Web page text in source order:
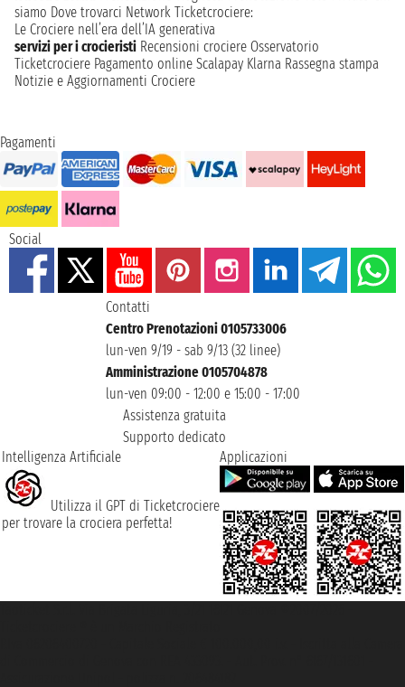
siamo Dove trovarci Network Ticketcrociere:
Le Crociere nell’era dell’IA generativa
servizi per i crocieristi Recensioni crociere Osservatorio
Ticketcrociere Pagamento online Scalapay Klarna Rassegna stampa
Notizie e Aggiornamenti Crociere
Pagamenti
Social
Contatti
Centro Prenotazioni 0105733006
lun-ven 9/19 - sab 9/13 (32 linee)
Amministrazione 0105704878
lun-ven 09:00 - 12:00 e 15:00 - 17:00
Assistenza gratuita
Supporto dedicato
Intelligenza Artificiale
Utilizza il GPT di Ticketcrociere
per trovare la crociera perfetta!
Applicazioni